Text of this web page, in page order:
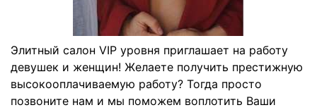
Элитный салон VIP уровня приглашает на работу
девушек и женщин! Желаете получить престижную
высокооплачиваемую работу? Тогда просто
позвоните нам и мы поможем воплотить Ваши